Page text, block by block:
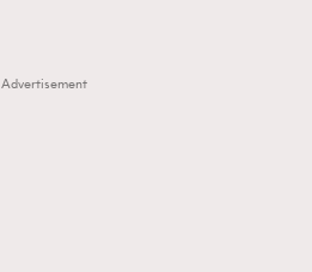
Advertisement